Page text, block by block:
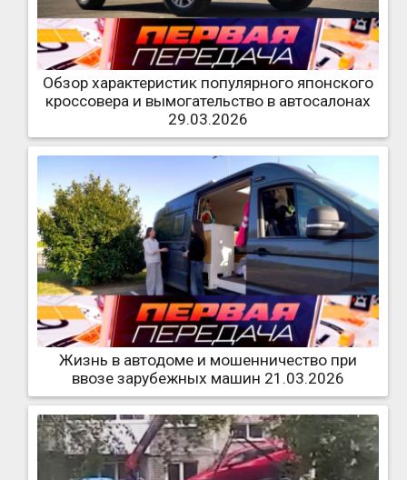
Обзор характеристик популярного японского
кроссовера и вымогательство в автосалонах
29.03.2026
Жизнь в автодоме и мошенничество при
ввозе зарубежных машин 21.03.2026